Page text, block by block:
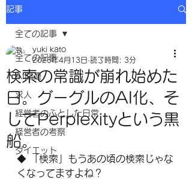
記事
全ての記事
AI関連
求人
経営者のふとした日常
経営者の考察
ダイエット
全ての記事
検索の常識が崩れ始めた
日。グーグルのAI化、そ
してPerplexityという黒
船。
yuki kato
2025年4月13日 読了時間: 3分
◆ 「検索」もうあの頃の検索じゃな
くなってますよね？